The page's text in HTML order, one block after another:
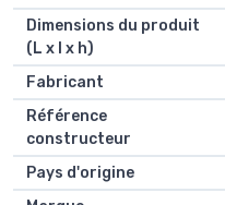
Dimensions du produit
(L x l x h)
Fabricant
Référence
constructeur
Pays d'origine